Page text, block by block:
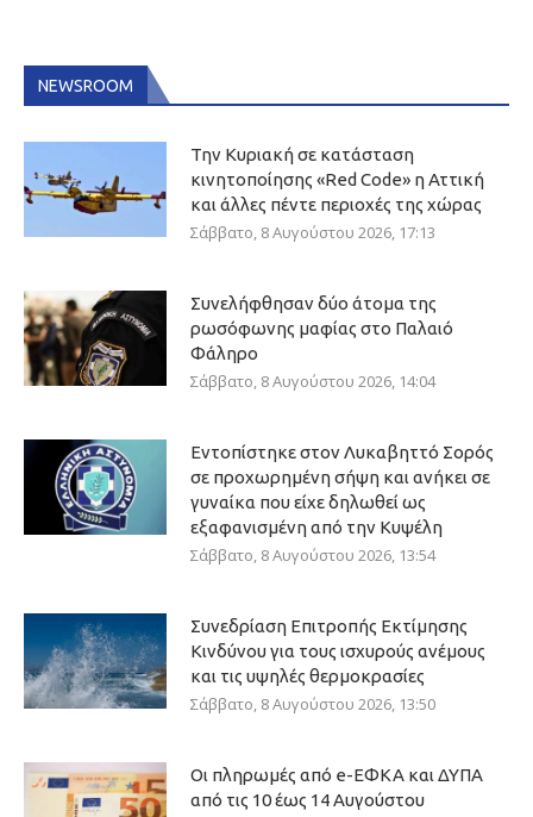
NEWSROOM
Την Κυριακή σε κατάσταση
κινητοποίησης «Red Code» η Αττική
και άλλες πέντε περιοχές της χώρας
Σάββατο, 8 Αυγούστου 2026, 17:13
Συνελήφθησαν δύο άτομα της
ρωσόφωνης μαφίας στο Παλαιό
Φάληρο
Σάββατο, 8 Αυγούστου 2026, 14:04
Εντοπίστηκε στον Λυκαβηττό Σορός
σε προχωρημένη σήψη και ανήκει σε
γυναίκα που είχε δηλωθεί ως
εξαφανισμένη από την Κυψέλη
Σάββατο, 8 Αυγούστου 2026, 13:54
Συνεδρίαση Επιτροπής Εκτίμησης
Κινδύνου για τους ισχυρούς ανέμους
και τις υψηλές θερμοκρασίες
Σάββατο, 8 Αυγούστου 2026, 13:50
Οι πληρωμές από e-ΕΦΚΑ και ΔΥΠΑ
από τις 10 έως 14 Αυγούστου